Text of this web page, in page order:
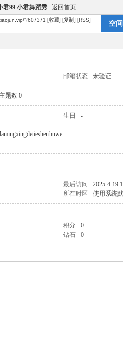
君99 小君舞蹈秀 返回首页
?607371 [收藏] [复制] [RSS] 空
邮箱状态 未验证
主题数 0
生日
-
最后访问
2025-4-19
所在时区 使用系统
积分
0
钻石 0